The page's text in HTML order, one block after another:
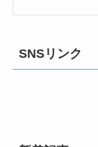
SNSリンク